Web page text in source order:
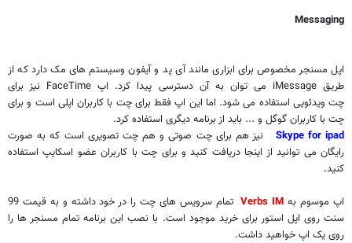
Messaging
اپل مسنجر مخصوص برای ابزاری مانند آی پد و آیفون وسیستم های مک دارد که از
طریقiMessage می توان به آن دسترسی پیدا کرد. اپ FaceTime نیز برای
چت ویدئویی استفاده می شود. اما این اپ فقط برای چت با کاربران اپلی است و برای
چت با کاربران گوگل و ... باید از برنامه دیگری استفاده کرد.
Skype for ipad
نیز هم برای چت صوتی و هم چت تصویری است که به صورت
رایگان می توانید از اینجا دریافت کنید و برای چت با کاربران عضو اسکایپ استفاده
کنید.
اپ موسوم به Verbs IM
تمام سرویس های چت را در خود داشته و به قیمت 99
سنت روی اپل استور برای خرید موجود است. با نصب این برنامه تمام مسنجر ها را
روی یک اپ خواهید داشت.